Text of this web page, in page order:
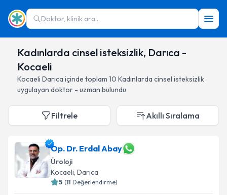
Doktor, klinik ara...
Kadınlarda cinsel isteksizlik, Darıca -
Kocaeli
Kocaeli Darıca içinde toplam 10 Kadınlarda cinsel isteksizlik
uygulayan doktor - uzman bulundu
Filtrele Akıllı Sıralama
Op. Dr. Erdal Abay
Üroloji
Kocaeli, Darıca
5 (11 Değerlendirme)